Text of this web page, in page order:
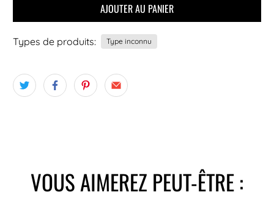
AJOUTER AU PANIER
Types de produits: Type inconnu
VOUS AIMEREZ PEUT-ÊTRE :